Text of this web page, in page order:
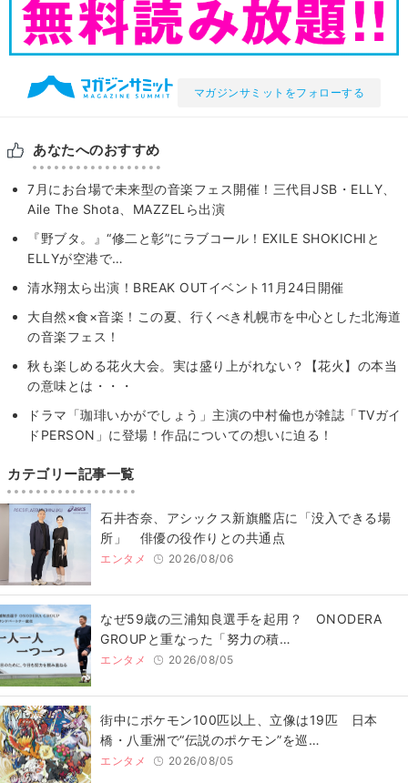
マガジンサミットをフォローする
あなたへのおすすめ
7月にお台場で未来型の音楽フェス開催！三代目JSB・ELLY、
Aile The Shota、MAZZELら出演
『野ブタ。』“修二と彰”にラブコール！EXILE SHOKICHIと
ELLYが空港で…
清水翔太ら出演！BREAK OUTイベント11月24日開催
大自然×食×音楽！この夏、行くべき札幌市を中心とした北海道
の音楽フェス！
秋も楽しめる花火大会。実は盛り上がれない？【花火】の本当
の意味とは・・・
ドラマ「珈琲いかがでしょう」主演の中村倫也が雑誌「TVガイ
ドPERSON」に登場！作品についての想いに迫る！
カテゴリー記事一覧
石井杏奈、アシックス新旗艦店に「没入できる場
所」 俳優の役作りとの共通点
エンタメ 2026/08/06
なぜ59歳の三浦知良選手を起用？ ONODERA
GROUPと重なった「努力の積…
エンタメ 2026/08/05
街中にポケモン100匹以上、立像は19匹 日本
橋・八重洲で“伝説のポケモン”を巡…
エンタメ 2026/08/05